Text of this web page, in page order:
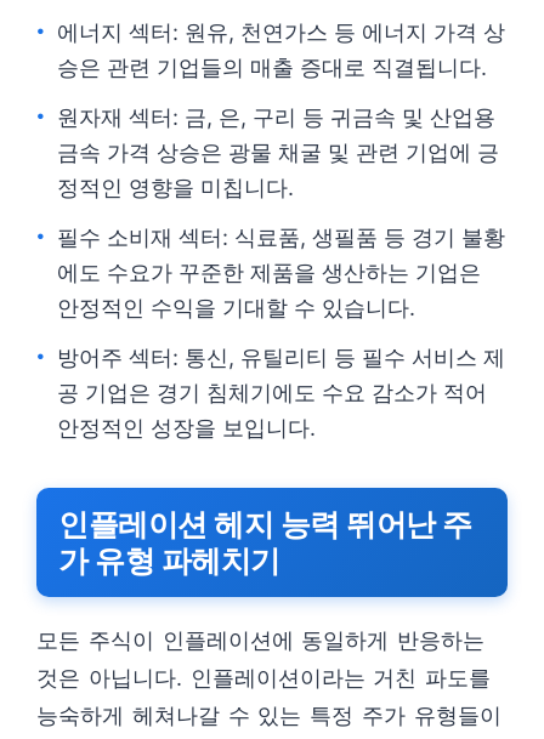
에너지 섹터: 원유, 천연가스 등 에너지 가격 상
승은 관련 기업들의 매출 증대로 직결됩니다.
원자재 섹터: 금, 은, 구리 등 귀금속 및 산업용
금속 가격 상승은 광물 채굴 및 관련 기업에 긍
정적인 영향을 미칩니다.
필수 소비재 섹터: 식료품, 생필품 등 경기 불황
에도 수요가 꾸준한 제품을 생산하는 기업은
안정적인 수익을 기대할 수 있습니다.
방어주 섹터: 통신, 유틸리티 등 필수 서비스 제
공 기업은 경기 침체기에도 수요 감소가 적어
안정적인 성장을 보입니다.
인플레이션 헤지 능력 뛰어난 주
가 유형 파헤치기
모든 주식이 인플레이션에 동일하게 반응하는
것은 아닙니다. 인플레이션이라는 거친 파도를
능숙하게 헤쳐나갈 수 있는 특정 주가 유형들이